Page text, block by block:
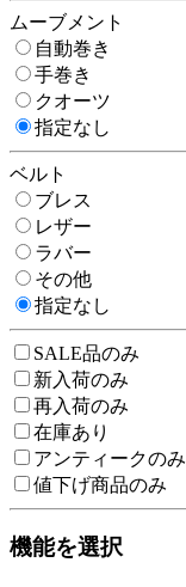
ムーブメント
自動巻き
手巻き
クオーツ
指定なし
ベルト
ブレス
レザー
ラバー
その他
指定なし
SALE品のみ
新入荷のみ
再入荷のみ
在庫あり
アンティークのみ
値下げ商品のみ
機能を選択